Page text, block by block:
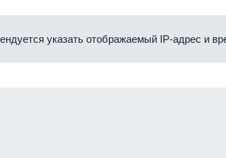
указать отображаемый IP-адрес и